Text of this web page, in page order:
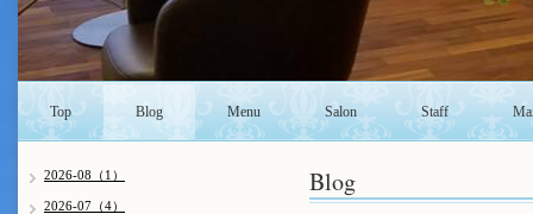
Top Blog Menu Salon Staff
Blog
2026-08（1）
2026-07（4）